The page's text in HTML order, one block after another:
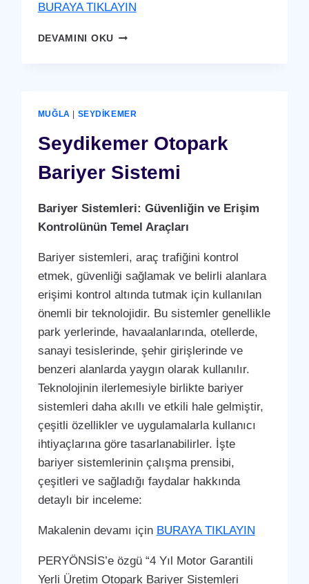
BURAYA TIKLAYIN
DEVAMINI OKUSEYDIKEMER
YAZILIMI
(PROGRAMI)
MUĞLA SEYDIKEMER
Seydikemer Otopark
Bariyer Sistemi
Bariyer Sistemleri: Güvenliğin ve Erişim
Kontrolünün Temel Araçları
Bariyer sistemleri, araç trafiğini kontrol
etmek, güvenliği sağlamak ve belirli alanlara
erişimi kontrol altında tutmak için kullanılan
önemli bir teknolojidir. Bu sistemler genellikle
park yerlerinde, havaalanlarında, otellerde,
sanayi tesislerinde, şehir girişlerinde ve
benzeri alanlarda yaygın olarak kullanılır.
Teknolojinin ilerlemesiyle birlikte bariyer
sistemleri daha akıllı ve etkili hale gelmiştir,
çeşitli özellikler ve uygulamalarla kullanıcı
ihtiyaçlarına göre tasarlanabilirler. İşte
bariyer sistemlerinin çalışma prensibi,
çeşitleri ve sağladığı faydalar hakkında
detaylı bir inceleme:
Makalenin devamı için BURAYA TIKLAYIN
PERYÖNSİS’e özgü “4 Yıl Motor Garantili
Yerli Üretim Otopark Bariyer Sistemleri